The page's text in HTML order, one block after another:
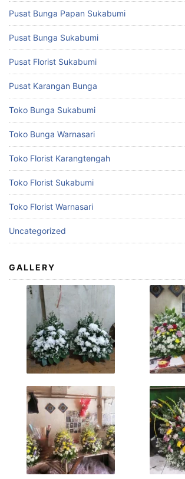
Pusat Bunga Papan Sukabumi
Pusat Bunga Sukabumi
Pusat Florist Sukabumi
Pusat Karangan Bunga
Toko Bunga Sukabumi
Toko Bunga Warnasari
Toko Florist Karangtengah
Toko Florist Sukabumi
Toko Florist Warnasari
Uncategorized
GALLERY